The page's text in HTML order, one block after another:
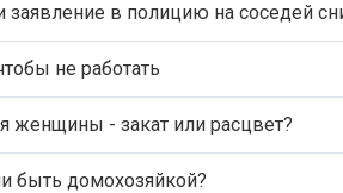
заявление в полицию на соседей
не работать
женщины - закат или расцвет?
быть домохозяйкой?